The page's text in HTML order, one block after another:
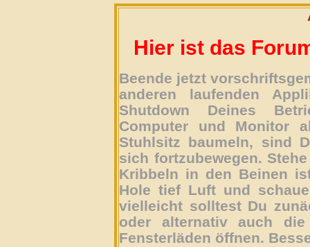
Hier ist das
Beende jetzt
anderen laufenden
Shutdown Deines
Computer und Monitor
Stuhlsitz baumeln, sind
sich fortzubewegen.
Kribbeln in den Beinen
Hole tief Luft und
vielleicht solltest Du
oder alternativ auch
Fensterläden öffnen.